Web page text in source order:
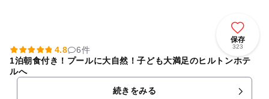
保存
323
4.8
6件
1泊朝食付き！プールに大自然！子ども大満足のヒルトンホテ
ルへ
続きをみる